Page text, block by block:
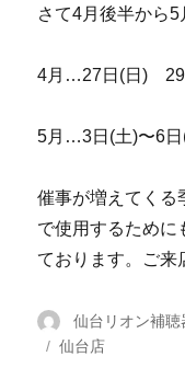
さて4月後半から5
4月…27日(日) 29
5月…3日(土)〜6日
催事が増えてくる
で使用するために
ております。ご来
投
稿
仙台リオン補
カ
仙台店